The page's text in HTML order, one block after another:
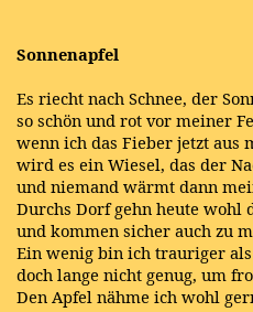
Sonnenapfel
Es riecht nach Schnee, der
so schön und rot vor meiner
wenn ich das Fieber jetzt aus
wird es ein Wiesel, das der
und niemand wärmt dann
Durchs Dorf gehn heute wohl
und kommen sicher auch zu
Ein wenig bin ich trauriger als
doch lange nicht genug, um
Den Apfel nähme ich wohl